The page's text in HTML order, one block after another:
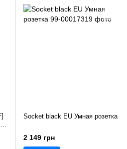
Socket black EU Умная розетка
2 149 грн